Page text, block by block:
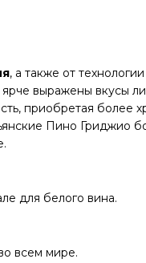
, а также от
выражены вкусы
приобретая более
Пино Гриджио
для белого вина.
всем мире.